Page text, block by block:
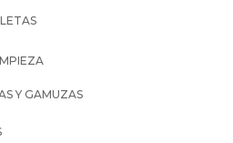
Y GAMUZAS